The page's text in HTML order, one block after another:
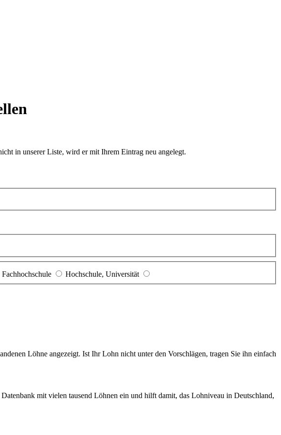
in unserer Liste, wird er mit Ihrem Eintrag neu angelegt.
Fachhochschule
Hochschule, Universität
Löhne angezeigt. Ist Ihr Lohn nicht unter den Vorschlägen, tragen Sie ihn einfach
mit vielen tausend Löhnen ein und hilft damit, das Lohniveau in Deutschland,